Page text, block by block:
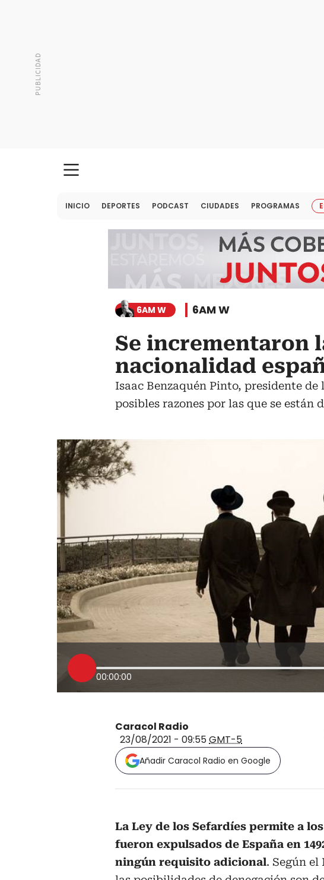
INICIO DEPORTES PODCAST CIUDADES PROGRAMAS
6AM W 6AM W
Se incrementaron
nacionalidad
Isaac Benzaquén Pinto, presidente
posibles razones por las que se están
00:00:00
Caracol Radio
23/08/2021 - 09:55GMT-5
Añadir Caracol Radio en Google
La Ley de los Sefardíes permite a
fueron expulsados de España en
ningún requisito adicional. Según